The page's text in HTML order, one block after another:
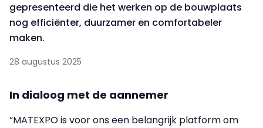
gepresenteerd die het werken op de bouwplaats
nog efficiënter, duurzamer en comfortabeler
maken.
28 augustus 2025
In dialoog met de aannemer
“MATEXPO is voor ons een belangrijk platform om